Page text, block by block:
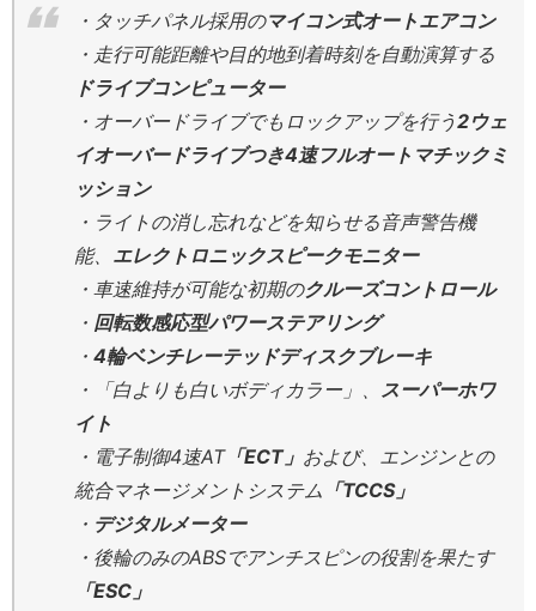
・タッチパネル採用のマイコン式オートエアコン
・走行可能距離や目的地到着時刻を自動演算する
ドライブコンピューター
・オーバードライブでもロックアップを行う2ウェ
イオーバードライブつき4速フルオートマチックミ
ッション
・ライトの消し忘れなどを知らせる音声警告機
能、 エレクトロニックスピークモニター
・車速維持が可能な初期のクルーズコントロール
・ 回転数感応型パワーステアリング
・ 4輪ベンチレーテッドディスクブレーキ
・「白よりも白いボディカラー」、 スーパーホワ
イト
・電子制御4速AT「ECT」 および、エンジンとの
統合マネージメントシステム 「TCCS」
・ デジタルメーター
・後輪のみのABSでアンチスピンの役割を果たす
「ESC」